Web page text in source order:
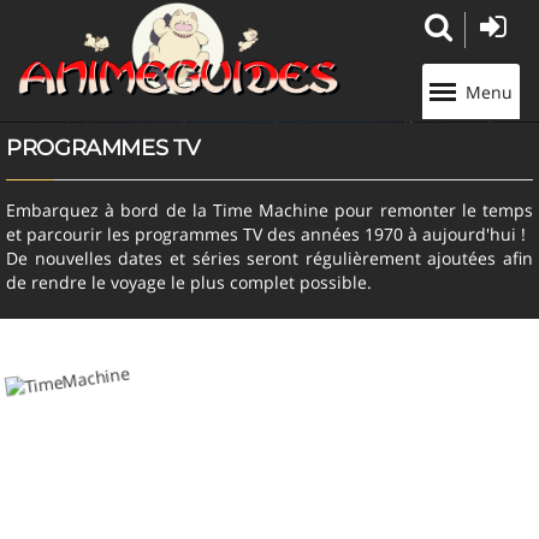
Menu
PROGRAMMES TV
Embarquez à bord de la Time Machine pour remonter le temps
et parcourir les programmes TV des années 1970 à aujourd'hui !
De nouvelles dates et séries seront régulièrement ajoutées afin
de rendre le voyage le plus complet possible.
Panneau de gestion des cookies